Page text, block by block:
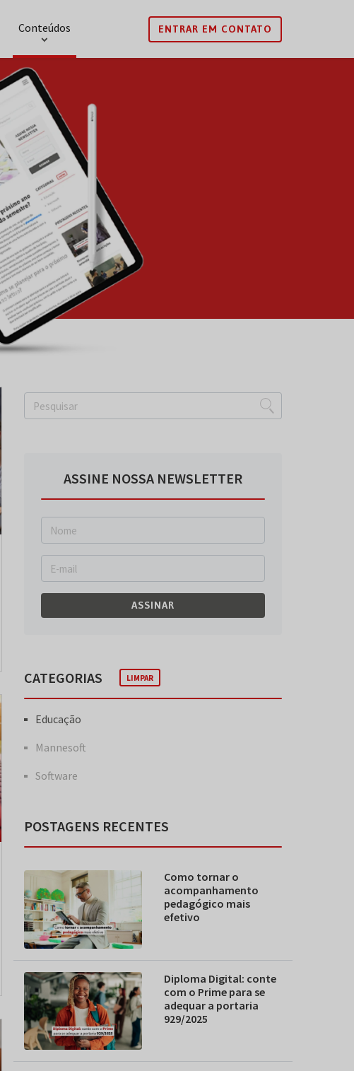
Conteúdos ENTRAR EM CONTATO
ASSINE NOSSA NEWSLETTER
ASSINAR
CATEGORIAS LIMPAR
Educação
Mannesoft
Software
POSTAGENS RECENTES
Como tornar o
acompanhamento
pedagógico mais
efetivo
Diploma Digital: conte
com o Prime para se
adequar a portaria
929/2025